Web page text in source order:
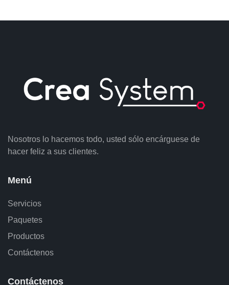
Nosotros lo hacemos todo, usted sólo encárguese de
hacer feliz a sus clientes.
Menú
Servicios
Paquetes
Productos
Contáctenos
Contáctenos